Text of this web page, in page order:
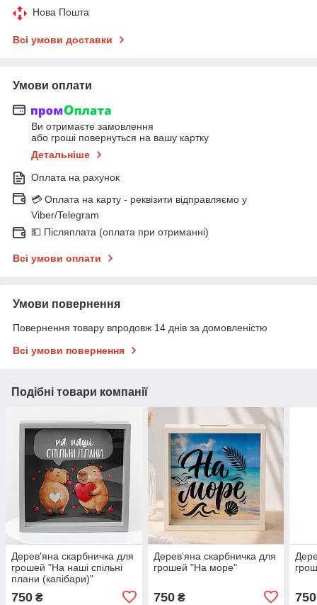
Нова Пошта
Всі умови доставки
Умови оплати
Ви отримаєте замовлення
або гроші повернуться на вашу картку
Детальніше
Оплата на рахунок
💳 Оплата на карту - реквізити відправляємо у
Viber/Telegram
💵 Післяплата (оплата при отриманні)
Всі умови оплати
Умови повернення
Повернення товару впродовж 14 днів за домовленістю
Всі умови повернення
Подібні товари компанії
Дерев'яна скарбничка для
грошей "На наші спільні
плани (капібари)"
750 ₴
Дерев'яна скарбничка для
грошей "На море"
750₴ 750